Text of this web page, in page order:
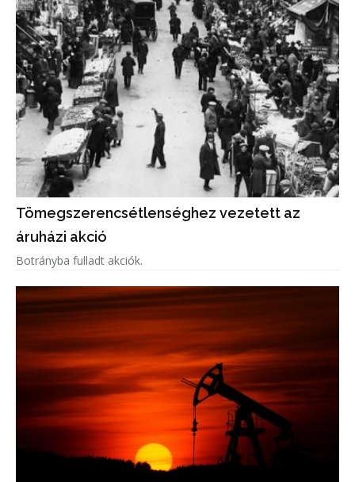
Tömegszerencsétlenséghez vezetett az
áruházi akció
Botrányba fulladt akciók.